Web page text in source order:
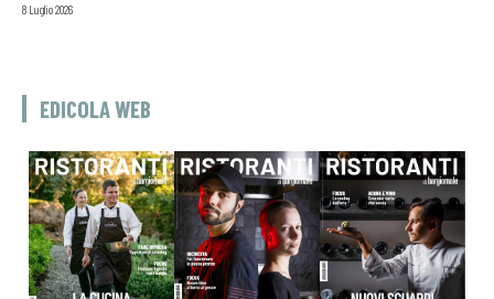
8 Luglio 2026
EDICOLA WEB